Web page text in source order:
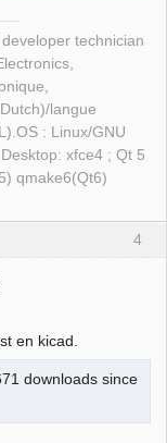
technician
langue
: Linux/GNU
xfce4 ; Qt 5
qmake6(Qt6)
4
en kicad.
downloads since